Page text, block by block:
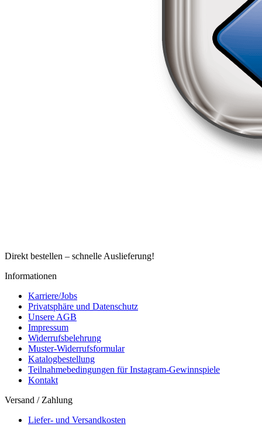
Direkt bestellen – schnelle Auslieferung!
Informationen
Karriere/Jobs
Privatsphäre und Datenschutz
Unsere AGB
Impressum
Widerrufsbelehrung
Muster-Widerrufsformular
Katalogbestellung
Teilnahmebedingungen für Instagram-Gewinnspiele
Kontakt
Versand / Zahlung
Liefer- und Versandkosten